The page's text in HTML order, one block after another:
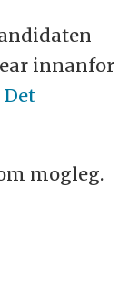
innanfor
mogleg.